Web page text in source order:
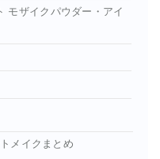
モザイクパウダー・アイ
メイクまとめ